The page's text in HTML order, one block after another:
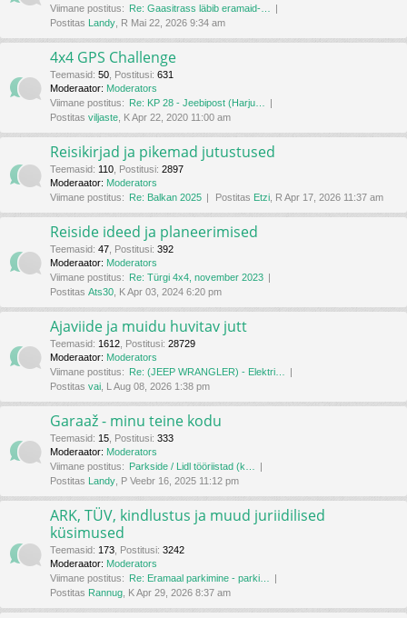
Viimane postitus: Re: Gaasitrass läbib eramaid-…
Postitas Landy , R Mai 22, 2026 9:34 am
4x4 GPS Challenge
Teemasid: 50 Postitusi: 631
Moderaator: Moderators
Viimane postitus: Re: KP 28 - Jeebipost (Harju…
Postitas viljaste , K Apr 22, 2020 11:00 am
Reisikirjad ja pikemad jutustused
Teemasid: 110 Postitusi: 2897
Moderaator: Moderators
Viimane postitus: Re: Balkan 2025 Postitas Etzi , R Apr 17, 2026 11:37 am
Reiside ideed ja planeerimised
Teemasid: 47 Postitusi: 392
Moderaator: Moderators
Viimane postitus: Re: Türgi 4x4, november 2023
Postitas Ats30 , K Apr 03, 2024 6:20 pm
Ajaviide ja muidu huvitav jutt
Teemasid: 1612 Postitusi: 28729
Moderaator: Moderators
Viimane postitus: Re: (JEEP WRANGLER) - Elektri…
Postitas vai , L Aug 08, 2026 1:38 pm
Garaaž - minu teine kodu
Teemasid: 15 Postitusi: 333
Moderaator: Moderators
Viimane postitus: Parkside / Lidl tööriistad (k…
Postitas Landy , P Veebr 16, 2025 11:12 pm
ARK, TÜV, kindlustus ja muud juriidilised
küsimused
Teemasid: 173 Postitusi: 3242
Moderaator: Moderators
Viimane postitus: Re: Eramaal parkimine - parki…
Postitas Rannug , K Apr 29, 2026 8:37 am